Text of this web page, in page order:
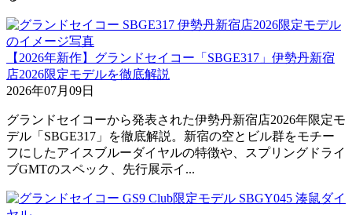
【2026年新作】グランドセイコー「SBGE317」伊勢丹新宿
店2026限定モデルを徹底解説
2026年07月09日
グランドセイコーから発表された伊勢丹新宿店2026年限定モ
デル「SBGE317」を徹底解説。新宿の空とビル群をモチー
フにしたアイスブルーダイヤルの特徴や、スプリングドライ
ブGMTのスペック、先行展示イ...